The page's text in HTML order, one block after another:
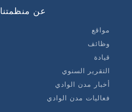
عن منظمتنا
مواقع
وظائف
قيادة
التقرير السنوي
أخبار مدن الوادي
فعاليات مدن الوادي